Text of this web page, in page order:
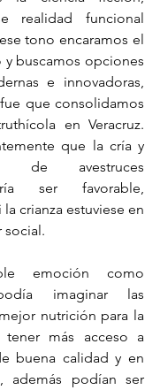
realidad funcional
tono encaramos el
buscamos opciones
e innovadoras,
que consolidamos
en Veracruz.
que la cría y
de avestruces
ser favorable,
crianza estuviese en
social.
emoción como
imaginar las
nutrición para la
más acceso a
buena calidad y en
además podían ser